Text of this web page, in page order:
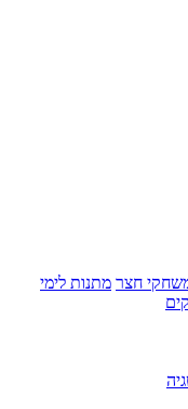
חצר מתנות לימי